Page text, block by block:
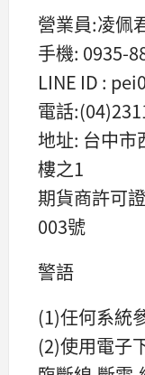
營業員:凌佩
手機: 0935-
LINE ID :
電話
地址: 台中市
樓之1
期貨商許可
003號
警語
(1)任何系統
(2)使用電子